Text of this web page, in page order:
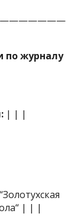
по журналу
| | |
| | |